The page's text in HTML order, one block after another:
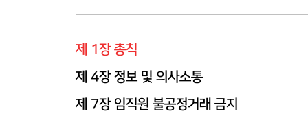
제 1장 총칙
제 4장 정보 및 의사소통
제 7장 임직원 불공정거래 금지